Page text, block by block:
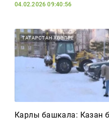
04.02.2026 09:40:56
ТАТАРСТАН ХӘБӘРЛӘРЕ
Карлы башкала: Казан